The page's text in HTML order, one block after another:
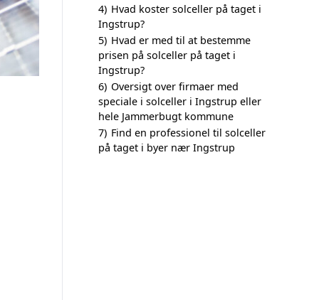
4) Hvad koster solceller på taget i
Ingstrup?
5) Hvad er med til at bestemme
prisen på solceller på taget i
Ingstrup?
6) Oversigt over firmaer med
speciale i solceller i Ingstrup eller
hele Jammerbugt kommune
7) Find en professionel til solceller
på taget i byer nær Ingstrup